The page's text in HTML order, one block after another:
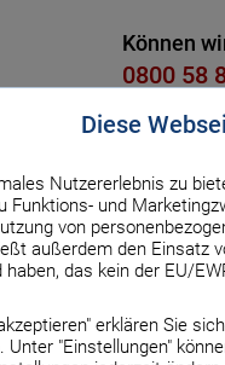
Diese
Nutzererlebnis zu
Funktions- und
von
außerdem den Einsatz
haben, das kein der EU/
erklären Sie
"Einstellungen"
Können
0800 58
Kostenlos,
Übersicht
Versicherung